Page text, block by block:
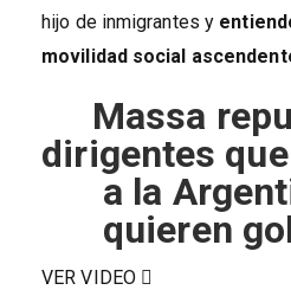
hijo de inmigrantes y
movilidad social
Massa
dirigentes
a la
quieren
VER VIDEO